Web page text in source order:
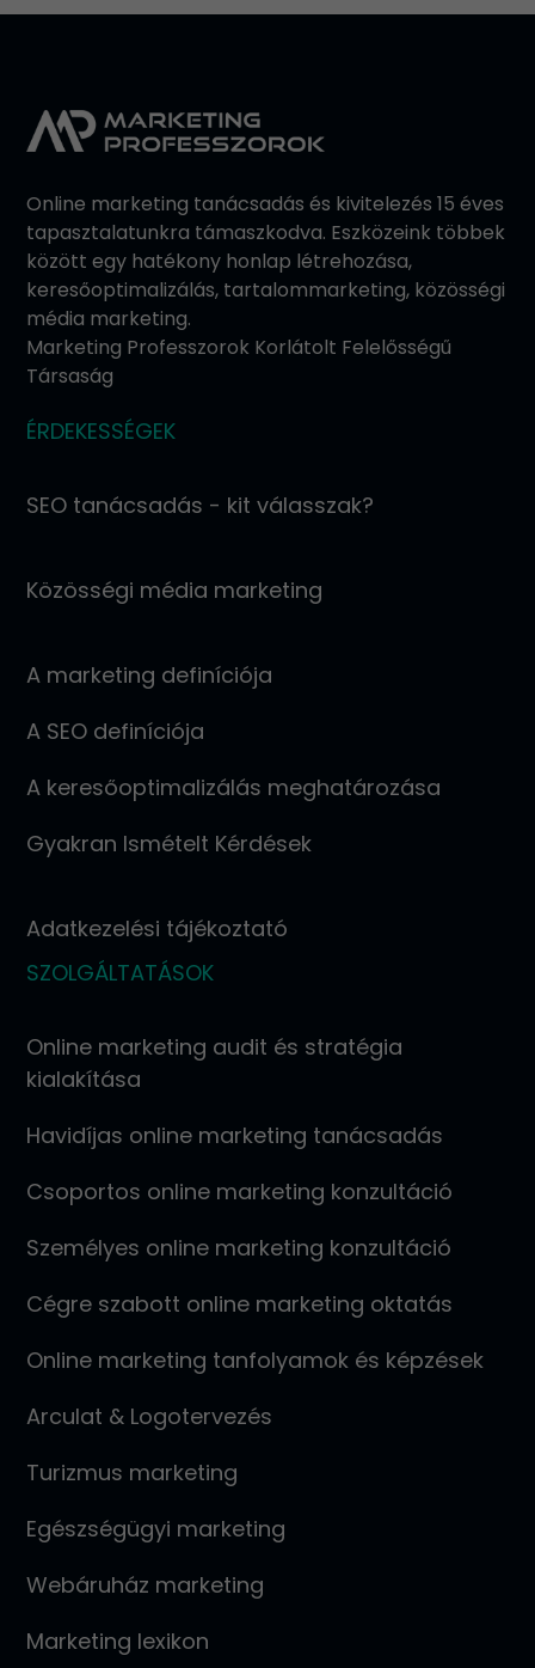
Online marketing tanácsadás és kivitelezés 15 éves
tapasztalatunkra támaszkodva. Eszközeink többek
között egy hatékony honlap létrehozása,
keresőoptimalizálás, tartalommarketing, közösségi
média marketing.
Marketing Professzorok Korlátolt Felelősségű
Társaság
ÉRDEKESSÉGEK
SEO tanácsadás - kit válasszak?
Közösségi média marketing
A marketing definíciója
A SEO definíciója
A keresőoptimalizálás meghatározása
Gyakran Ismételt Kérdések
Adatkezelési tájékoztató
SZOLGÁLTATÁSOK
Online marketing audit és stratégia
kialakítása
Havidíjas online marketing tanácsadás
Csoportos online marketing konzultáció
Személyes online marketing konzultáció
Cégre szabott online marketing oktatás
Online marketing tanfolyamok és képzések
Arculat & Logotervezés
Turizmus marketing
Egészségügyi marketing
Webáruház marketing
Marketing lexikon